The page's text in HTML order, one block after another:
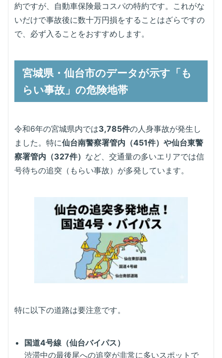
約ですが、自動車保険最コスパの特約です。これがな
いだけで事故後に数十万円損をすることはざらですの
で、必ず入ることをおすすめします。
宮城県・仙台市のデータが示す「も
らい事故」の危険地帯
令和6年の宮城県内では3,785件の人身事故が発生し
ました。特に仙台南警察署管内（451件）や仙台東警
察署管内（327件） など、交通量の多いエリアでは信
号待ちの追突（もらい事故）が多発しています。
特に以下の道路は要注意です。
国道4号線（仙台バイパス）
渋滞中の最後尾への追突が非常に多いスポットで